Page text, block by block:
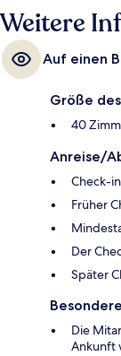
Weitere
Auf einen
Größe
40
Anreise/
Check-
Früher
Der
Später
Die
Ankunft